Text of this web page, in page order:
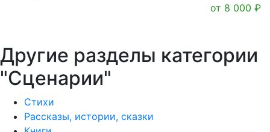
от 8 000 ₽
Другие разделы категории
"Сценарии"
Стихи
Рассказы, истории, сказки